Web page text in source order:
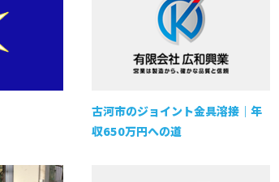
古河市のジョイント金具溶接｜年
収650万円への道